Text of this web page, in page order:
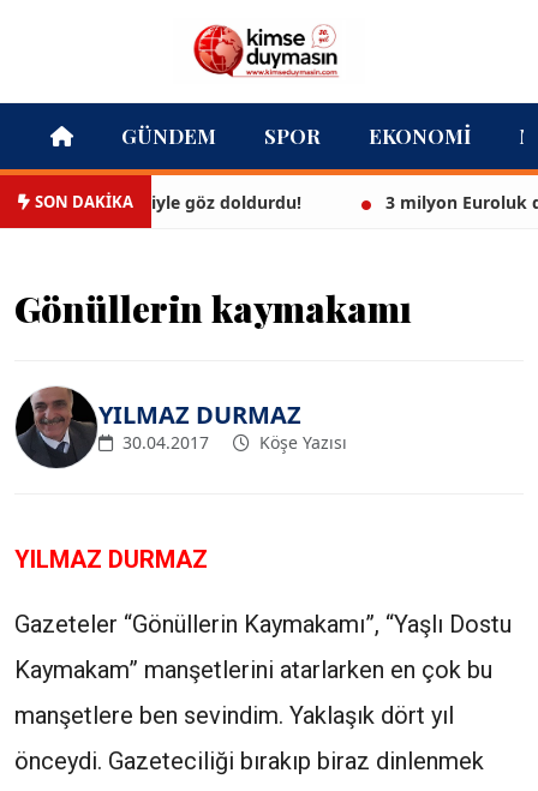
GÜNDEM SPOR EKONOMI
SON DAKİKA
bikinisiyle göz doldurdu! 3 milyon Euroluk
Gönüllerin kaymakamı
YILMAZ DURMAZ
30.04.2017 Köşe Yazısı
YILMAZ DURMAZ
Gazeteler “Gönüllerin Kaymakamı”, “Yaşlı Dostu
Kaymakam” manşetlerini atarlarken en çok bu
manşetlere ben sevindim. Yaklaşık dört yıl
önceydi. Gazeteciliği bırakıp biraz dinlenmek